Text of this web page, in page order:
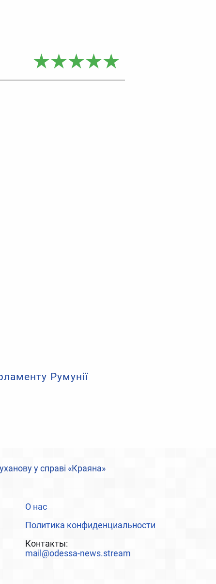
Румунії
у справі «Краяна»
О нас
Политика конфиденциальности
Контакты:
mail@odessa-news.stream